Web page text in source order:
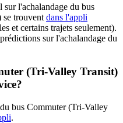
sur l'achalandage du bus
trouvent dans l'appli
et certains trajets seulement).
sur l'achalandage du
(Tri-Valley Transit)
bus Commuter (Tri-Valley
.